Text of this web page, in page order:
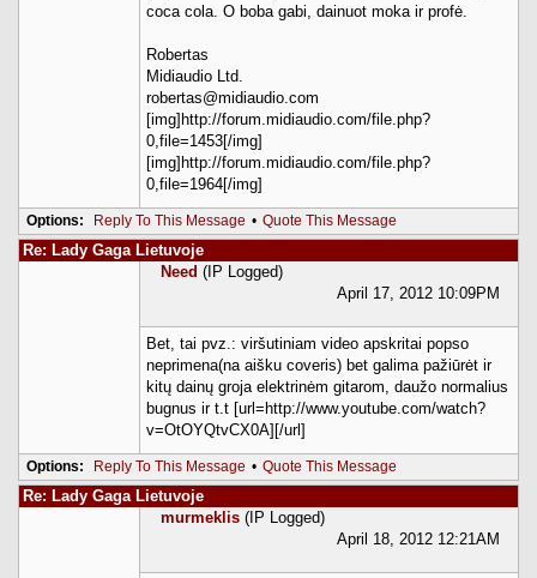
coca cola. O boba gabi, dainuot moka ir profė.
Robertas
Midiaudio Ltd.
robertas@midiaudio.com
[img]http://forum.midiaudio.com/file.php?
0,file=1453[/img]
[img]http://forum.midiaudio.com/file.php?
0,file=1964[/img]
Options: Reply To This Message • Quote This Message
Re: Lady Gaga Lietuvoje
Need (IP Logged)
April 17, 2012 10:09PM
Bet, tai pvz.: viršutiniam video apskritai popso
neprimena(na aišku coveris) bet galima pažiūrėt ir
kitų dainų groja elektrinėm gitarom, daužo normalius
bugnus ir t.t [url=http://www.youtube.com/watch?
v=OtOYQtvCX0A][/url]
Options: Reply To This Message • Quote This Message
Re: Lady Gaga Lietuvoje
murmeklis (IP Logged)
April 18, 2012 12:21AM